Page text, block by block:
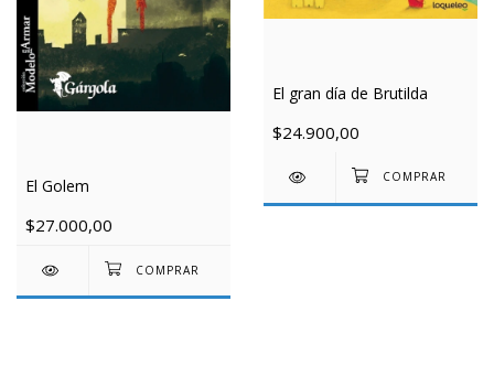
El Golem
$27.000,00
El gran día de Brutilda
$24.900,00